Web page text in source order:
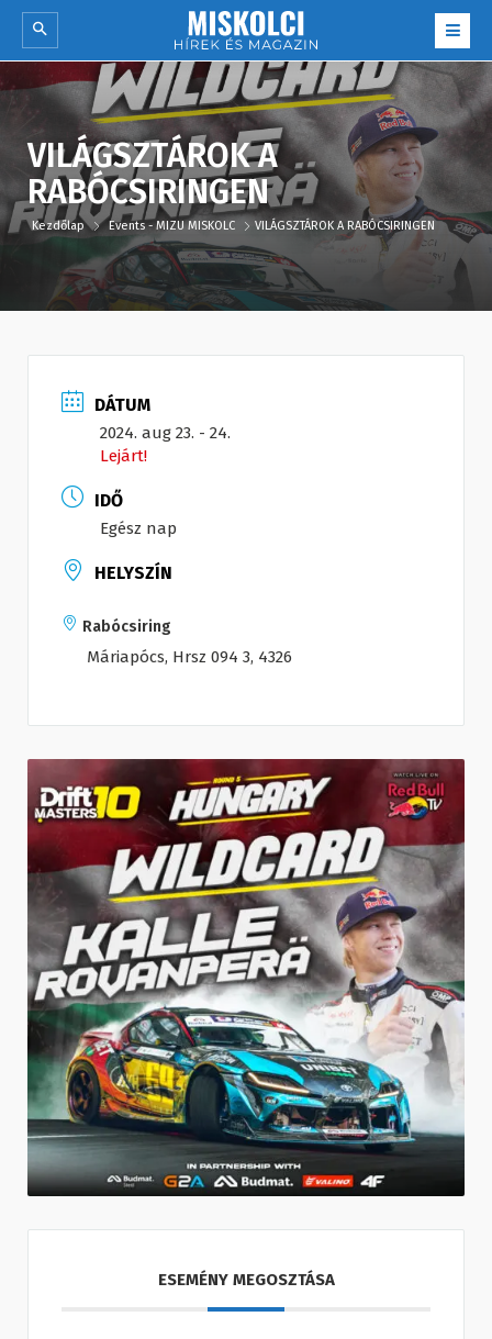
VILÁGSZTÁROK A
RABÓCSIRINGEN
Kezdőlap Events - MIZU MISKOLC VILÁGSZTÁROK A RABÓCSIRINGEN
DÁTUM
2024. aug 23. - 24.
Lejárt!
IDŐ
Egész nap
HELYSZÍN
Rabócsiring
Máriapócs, Hrsz 094 3, 4326
ESEMÉNY MEGOSZTÁSA